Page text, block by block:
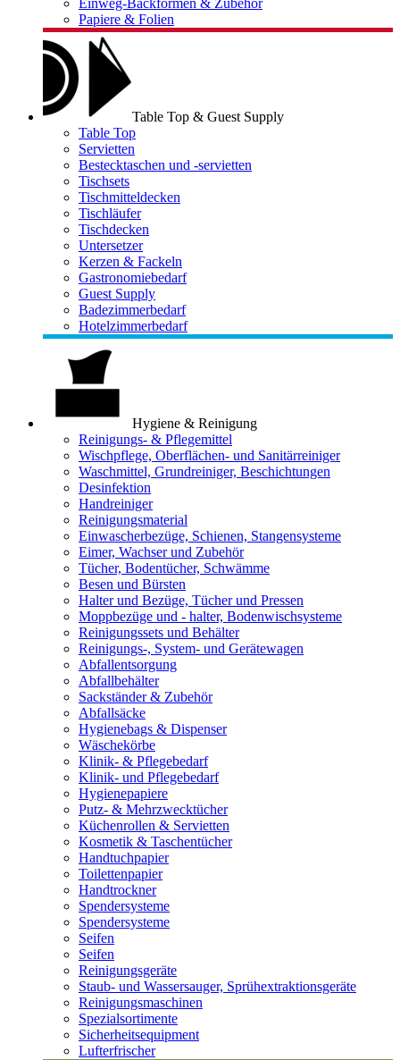
Einweg-Backformen & Zubehör
Papiere & Folien
Table Top & Guest Supply
Table Top
Servietten
Bestecktaschen und -servietten
Tischsets
Tischmitteldecken
Tischläufer
Tischdecken
Untersetzer
Kerzen & Fackeln
Gastronomiebedarf
Guest Supply
Badezimmerbedarf
Hotelzimmerbedarf
Hygiene & Reinigung
Reinigungs- & Pflegemittel
Wischpflege, Oberflächen- und Sanitärreiniger
Waschmittel, Grundreiniger, Beschichtungen
Desinfektion
Handreiniger
Reinigungsmaterial
Einwascherbezüge, Schienen, Stangensysteme
Eimer, Wachser und Zubehör
Tücher, Bodentücher, Schwämme
Besen und Bürsten
Halter und Bezüge, Tücher und Pressen
Moppbezüge und - halter, Bodenwischsysteme
Reinigungssets und Behälter
Reinigungs-, System- und Gerätewagen
Abfallentsorgung
Abfallbehälter
Sackständer & Zubehör
Abfallsäcke
Hygienebags & Dispenser
Wäschekörbe
Klinik- & Pflegebedarf
Klinik- und Pflegebedarf
Hygienepapiere
Putz- & Mehrzwecktücher
Küchenrollen & Servietten
Kosmetik & Taschentücher
Handtuchpapier
Toilettenpapier
Handtrockner
Spendersysteme
Spendersysteme
Seifen
Seifen
Reinigungsgeräte
Staub- und Wassersauger, Sprühextraktionsgeräte
Reinigungsmaschinen
Spezialsortimente
Sicherheitsequipment
Lufterfrischer